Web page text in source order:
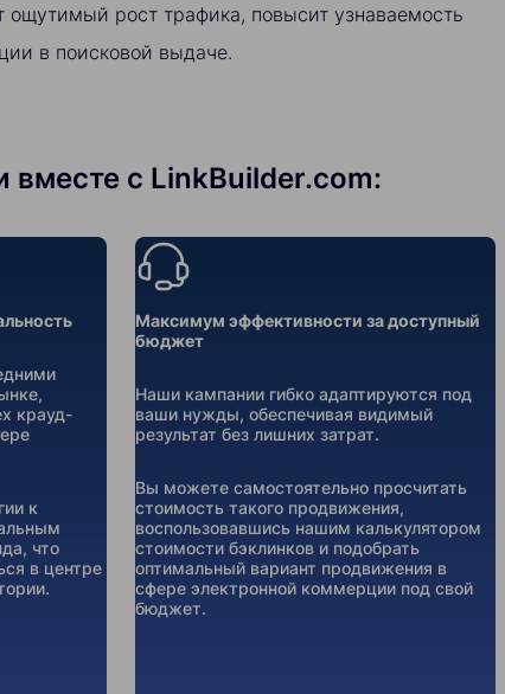
ощутимый рост трафика, повысит узнаваемость
в поисковой выдаче.
с LinkBuilder.com:
крауд-
к
что
в центре
Максимум эффективности за доступный
бюджет
Наши кампании гибко адаптируются под
ваши нужды, обеспечивая видимый
результат без лишних затрат.
Вы можете самостоятельно просчитать
стоимость такого продвижения,
воспользовавшись нашим калькулятором
стоимости бэклинков и подобрать
оптимальный вариант продвижения в
сфере электронной коммерции под свой
бюджет.